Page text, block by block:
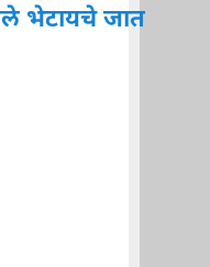
भेटायचे जात